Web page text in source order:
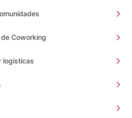
Coworking
logísticas